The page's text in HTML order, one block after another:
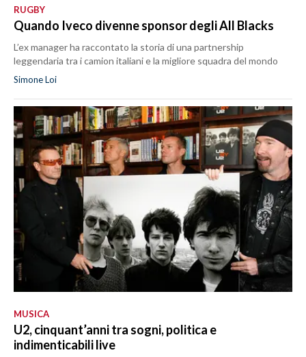
RUGBY
Quando Iveco divenne sponsor degli All Blacks
L’ex manager ha raccontato la storia di una partnership
leggendaria tra i camion italiani e la migliore squadra del mondo
Simone Loi
MUSICA
U2, cinquant’anni tra sogni, politica e
indimenticabili live